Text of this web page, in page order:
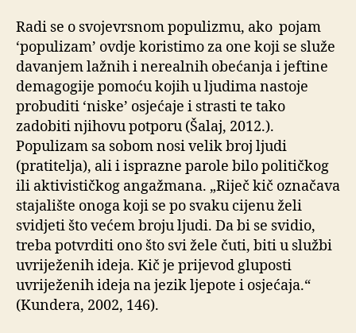
Radi se o svojevrsnom populizmu, ako pojam
‘populizam’ ovdje koristimo za one koji se služe
davanjem lažnih i nerealnih obećanja i jeftine
demagogije pomoću kojih u ljudima nastoje
probuditi ‘niske’ osjećaje i strasti te tako
zadobiti njihovu potporu (Šalaj, 2012.).
Populizam sa sobom nosi velik broj ljudi
(pratitelja), ali i isprazne parole bilo političkog
ili aktivističkog angažmana. „Riječ kič označava
stajalište onoga koji se po svaku cijenu želi
svidjeti što većem broju ljudi. Da bi se svidio,
treba potvrditi ono što svi žele čuti, biti u službi
uvriježenih ideja. Kič je prijevod gluposti
uvriježenih ideja na jezik ljepote i osjećaja.“
(Kundera, 2002, 146).